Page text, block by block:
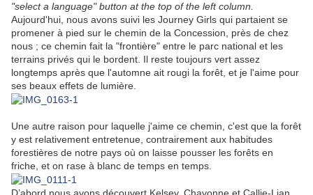
"select a language" button at the top of the left column.
Aujourd'hui, nous avons suivi les Journey Girls qui partaient se
promener à pied sur le chemin de la Concession, près de chez
nous ; ce chemin fait la "frontière" entre le parc national et les
terrains privés qui le bordent. Il reste toujours vert assez
longtemps après que l'automne ait rougi la forêt, et je l'aime pour
ses beaux effets de lumière.
Une autre raison pour laquelle j'aime ce chemin, c'est que la forêt
y est relativement entretenue, contrairement aux habitudes
forestières de notre pays où on laisse pousser les forêts en
friche, et on rase à blanc de temps en temps.
D’abord nous avons découvert Kelsey, Chavonne et Callie-Lian